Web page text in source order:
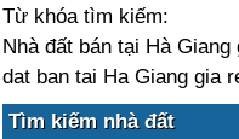
Từ khóa tìm kiếm:
Nhà đất bán tại Hà
dat ban tai Ha Giang gia
Tìm kiếm nhà đất